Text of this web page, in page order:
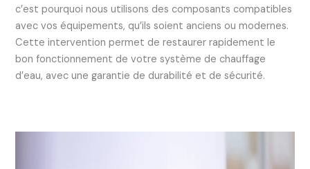
c’est pourquoi nous utilisons des composants compatibles
avec vos équipements, qu’ils soient anciens ou modernes.
Cette intervention permet de restaurer rapidement le
bon fonctionnement de votre système de chauffage
d’eau, avec une garantie de durabilité et de sécurité.